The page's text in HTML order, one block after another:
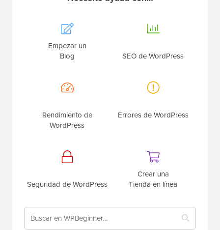
Empezar un
Blog
SEO de WordPress
Rendimiento de
WordPress
Errores de WordPress
Seguridad de WordPress
Crear una
Tienda en línea